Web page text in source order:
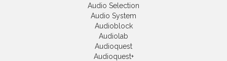
Audio Selection
Audio System
Audioblock
Audiolab
Audioquest
Audioquest+